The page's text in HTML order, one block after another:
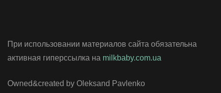
При использовании материалов сайта обязательна
активная гиперссылка на milkbaby.com.ua
Owned&created by Oleksand Pavlenko